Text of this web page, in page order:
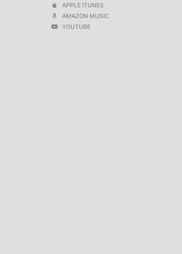
APPLE ITUNES
AMAZON MUSIC
YOUTUBE